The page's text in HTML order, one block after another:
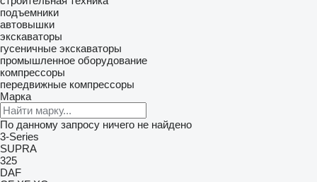
подъемники
автовышки
экскаваторы
гусеничные экскаваторы
промышленное оборудование
компрессоры
передвижные компрессоры
Марка
По данному запросу ничего не найдено
3-Series
SUPRA
325
DAF